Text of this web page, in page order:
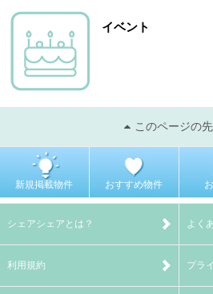
イベント
このページの
新規掲載物件 おすすめ物件
シェアシェアとは？ よく
利用規約 プラ